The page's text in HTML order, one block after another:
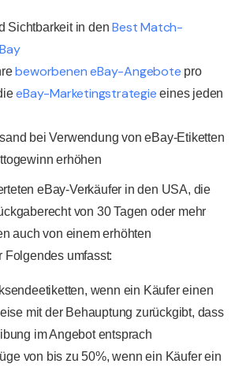
Sichtbarkeit in den Best Match-
beworbeneneBay-Angebote pro
eBay-Marketingstrategie eines jeden
bei Verwendung von eBay-Etiketten
erhöhen
eBay-Verkäufer in den USA, die
von 30 Tagen oder mehr
auch von einem erhöhten
Folgendes umfasst:
wenn ein Käufer einen
mit der Behauptung zurückgibt, dass
im Angebot entsprach
von bis zu 50%, wenn ein Käufer ein